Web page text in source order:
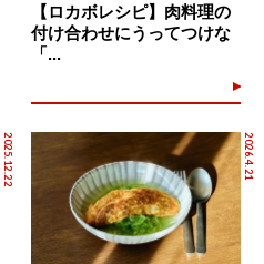
【ロカボレシピ】肉料理の
付け合わせにうってつけな
「...
2025.12.22 2026.4.21